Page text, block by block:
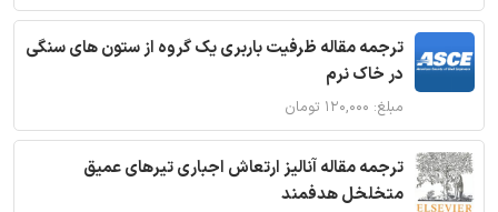
ترجمه مقاله ظرفیت باربری یک گروه از ستون های سنگی
در خاک نرم
مبلغ: ۱۲۰,۰۰۰ تومان
ترجمه مقاله آنالیز ارتعاش اجباری تیرهای عمیق
متخلخل هدفمند